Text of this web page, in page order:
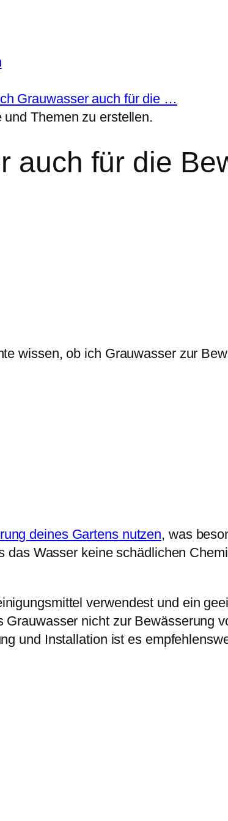
Grauwasser auch für die …
und Themen zu erstellen.
auch für die
wissen, ob ich Grauwasser zur
deines Gartens nutzen, was
das Wasser keine schädlichen
verwendest und ein
nicht zur Bewässerung
und Installation ist es